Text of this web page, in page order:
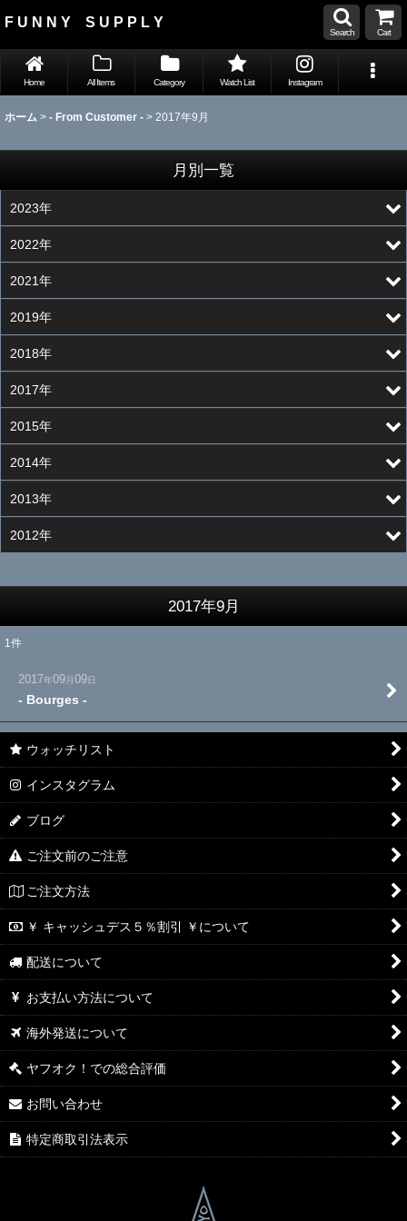
F U N N Y S U P P L Y
Search Cart
Home All Items Category Watch List Instagram
ホーム > - From Customer - > 2017年9月
2017年9月
1件
2017年09月 09日
- Bourges -
月別一覧
2023年
2022年
2021年
2019年
2018年
2017年
2015年
2014年
2013年
2012年
ウォッチリスト
インスタグラム
ブログ
ご注文前のご注意
ご注文方法
￥ キャッシュデス５％割引 ￥について
配送について
お支払い方法について
海外発送について
ヤフオク！での総合評価
お問い合わせ
特定商取引法表示